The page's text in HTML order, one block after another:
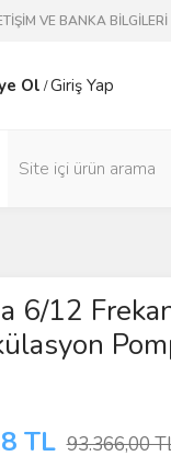
VE BANKA BİLGİLERİ
Ol /Giriş Yap
6/12
TL 93.366,00